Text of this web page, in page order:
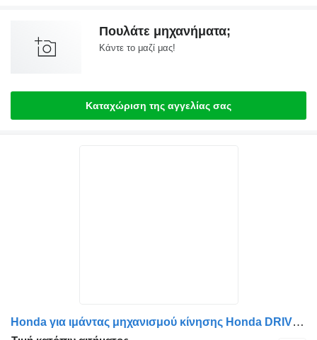
Πουλάτε μηχανήματα;
Κάντε το μαζί μας!
Καταχώριση της αγγελίας σας
Honda για ιμάντας μηχανισμού κίνησης Honda DRIVE BELT - MANTAS SERVICE EXPORT OF PARTS | Cars, Motorbikes, 23100-KTW-901